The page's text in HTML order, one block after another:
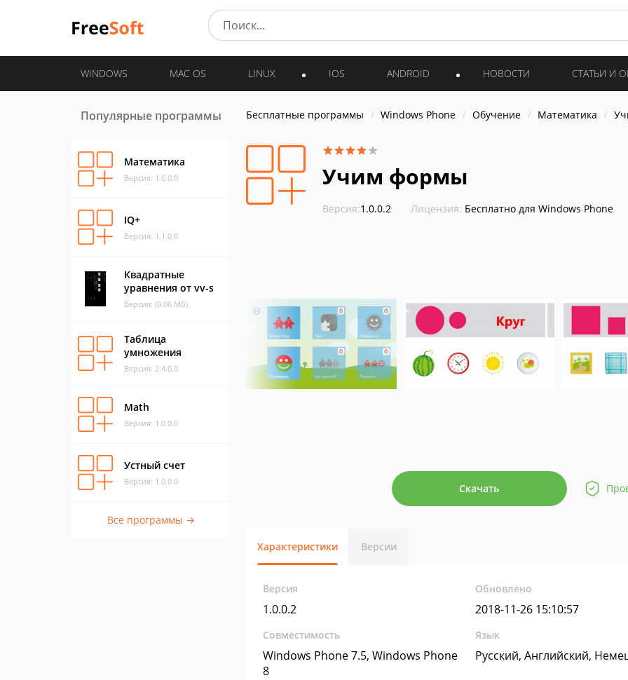
WINDOWS MAC OS LINUX IOS ANDROID НОВОСТИ СТАТЬИ И
Популярные программы
Математика
Версия: 1.0.0.0
IQ+
Версия: 1.1.0.0
Квадратные
уравнения от vv-s
Версия: (0.06 МБ)
Таблица
умножения
Версия: 2.4.0.0
Math
Версия: 1.0.0.0
Устный счет
Версия: 1.0.0.0
Все программы →
Бесплатные программы Windows Phone Обучение Математика
Учим формы
Версия:1.0.0.2 Лицензия: Бесплатно для Windows Phone
Скачать
Характеристики Версии
Версия
1.0.0.2
Обновлено
2018-11-26 15:10:57
Совместимость
Windows Phone 7.5, Windows Phone
8
Язык
Русский, Английский,